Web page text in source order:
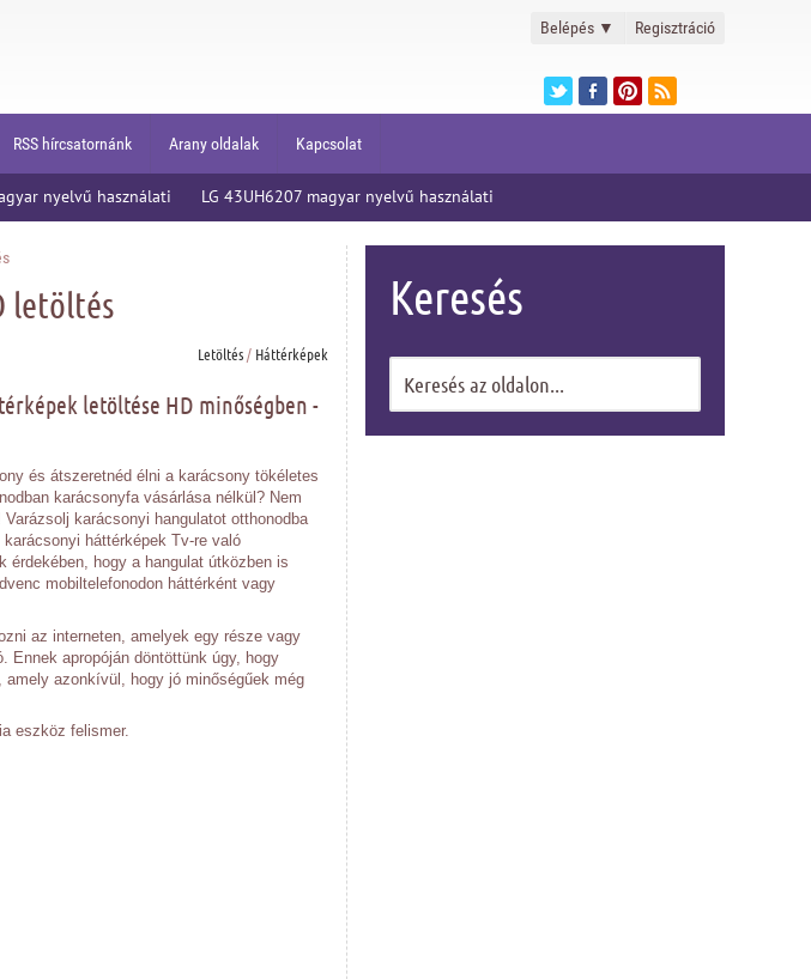
Belépés ▼ Regisztráció
RSS hírcsatornánk Arany oldalak Kapcsolat
nyelvű használati LG 43UH6207 magyar nyelvű használati
Keresés
letöltés
Letöltés/ Háttérképek
letöltése HD minőségben -
és átszeretnéd élni a karácsony tökéletes
karácsonyfa vásárlása nélkül? Nem
Varázsolj karácsonyi hangulatot otthonodba
háttérképek Tv-re való
érdekében, hogy a hangulat útközben is
mobiltelefonodon háttérként vagy
az interneten, amelyek egy része vagy
Ennek apropóján döntöttünk úgy, hogy
azonkívül, hogy jó minőségűek még
eszköz felismer.